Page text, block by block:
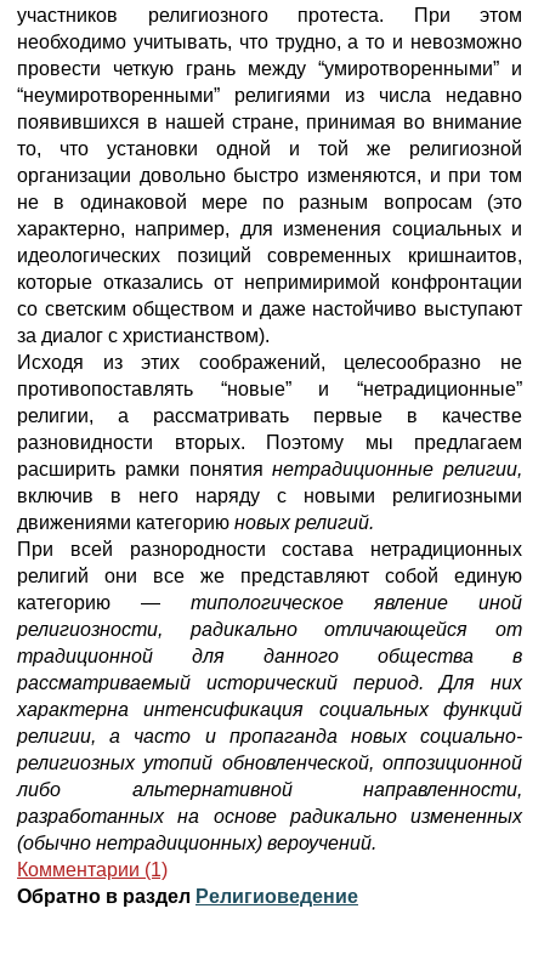
участников религиозного протеста. При этом
необходимо учитывать, что трудно, а то и невозможно
провести четкую грань между “умиротворенными” и
“неумиротворенными” религиями из числа недавно
появившихся в нашей стране, принимая во внимание
то, что установки одной и той же религиозной
организации довольно быстро изменяются, и при том
не в одинаковой мере по разным вопросам (это
характерно, например, для изменения социальных и
идеологических позиций современных кришнаитов,
которые отказались от непримиримой конфронтации
со светским обществом и даже настойчиво выступают
за диалог с христианством).
Исходя из этих соображений, целесообразно не
противопоставлять “новые” и “нетрадиционные”
религии, а рассматривать первые в качестве
разновидности вторых. Поэтому мы предлагаем
расширить рамки понятиянетрадиционные религии,
включив в него наряду с новыми религиозными
движениями категорию новых религий.
При всей разнородности состава нетрадиционных
религий они все же представляют собой единую
категорию — типологическое явление иной
религиозности, радикально отличающейся от
традиционной для данного общества в
рассматриваемый исторический период. Для них
характерна интенсификация социальных функций
религии, а часто и пропаганда новых социально-
религиозных утопий обновленческой, оппозиционной
либо альтернативной направленности,
разработанных на основе радикально измененных
(обычно нетрадиционных) вероучений.
Комментарии (1)
Обратно в раздел Религиоведение